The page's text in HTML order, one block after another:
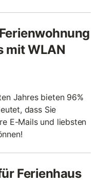
mit WLAN
Jahres bieten 96%
dass Sie
E-Mails und liebsten
Ferienhaus